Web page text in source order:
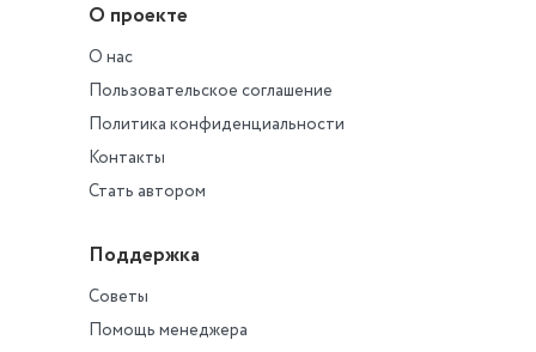
О проекте
О нас
Пользовательское соглашение
Политика конфиденциальности
Контакты
Стать автором
Поддержка
Советы
Помощь менеджера